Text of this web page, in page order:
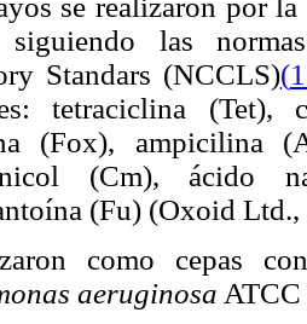
siguiendo las
Standars (NCCLS)(
tetraciclina (Tet),
(Fox), ampicilina
(Cm), ácido
(Fu) (Oxoid
como cepas
aeruginosa